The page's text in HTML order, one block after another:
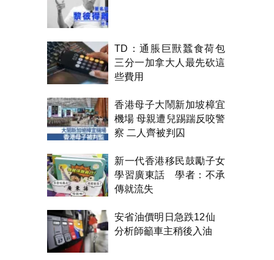
TD：通脹巨獸蠶食荷包
三分一加拿大人最先砍這
些費用
香港母子大鬧新加坡樟宜
機場 母親遭兒踢踹反咬警
察 二人齊被判囚
新一代香港移民鼓勵子女
學習廣東話 學者：不承
傳就流失
安省油價明日急跌12仙
分析師籲車主稍後入油